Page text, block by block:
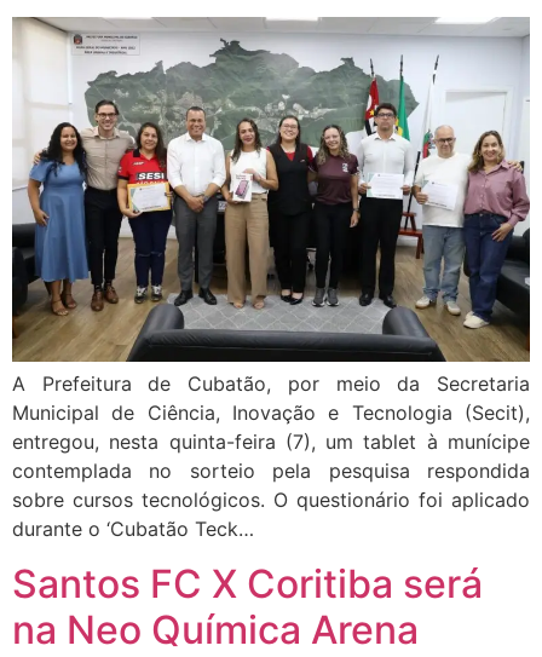
A Prefeitura de Cubatão, por meio da Secretaria
Municipal de Ciência, Inovação e Tecnologia (Secit),
entregou, nesta quinta-feira (7), um tablet à munícipe
contemplada no sorteio pela pesquisa respondida
sobre cursos tecnológicos. O questionário foi aplicado
durante o ‘Cubatão Teck…
Santos FC X Coritiba será
na Neo Química Arena